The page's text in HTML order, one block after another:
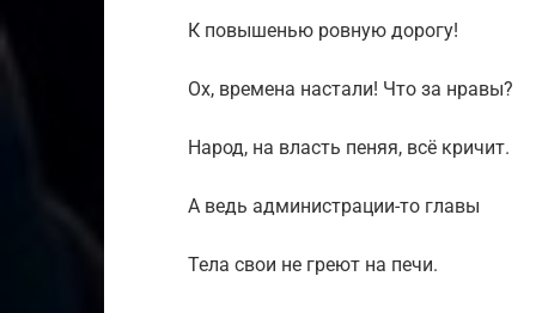
К повышенью ровную дорогу!
Ох, времена настали! Что за нравы?
Народ, на власть пеняя, всё кричит.
А ведь администрации-то главы
Тела свои не греют на печи.